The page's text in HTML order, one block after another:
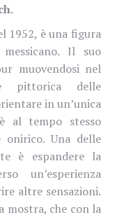
1952, è una figura
Il suo
muovendosi nel
pittorica delle
in un’unica
al tempo stesso
Una delle
è espandere la
un’esperienza
altre sensazioni.
mostra, che con la